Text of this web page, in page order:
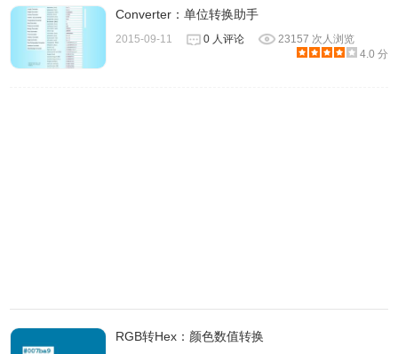
智能选择的联系方式
Converter：单位转换助手
2015-09-11 0 人评论
23157 次人浏览
4.0 分
RGB转Hex：颜色数值转换